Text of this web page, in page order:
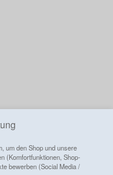
um den Shop und unsere
(Komfortfunktionen, Shop-
bewerben (Social Media /